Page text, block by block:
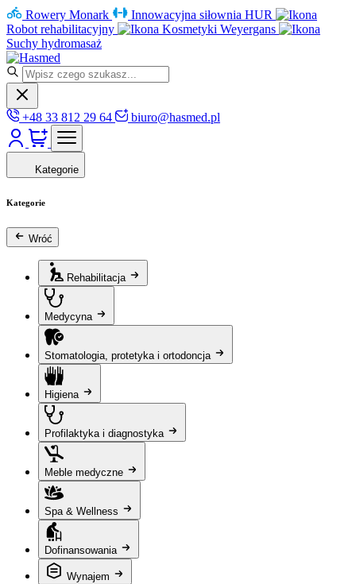
Rowery Monark
Innowacyjna siłownia HUR
Robot rehabilitacyjny
Kosmetyki Weyergans
Suchy hydromasaż
+48 33 812 29 64 biuro@hasmed.pl
Kategorie
Kategorie
Wróć
Rehabilitacja
Medycyna
Stomatologia, protetyka i ortodoncja
Higiena
Profilaktyka i diagnostyka
Meble medyczne
Spa & Wellness
Dofinansowania
Wynajem